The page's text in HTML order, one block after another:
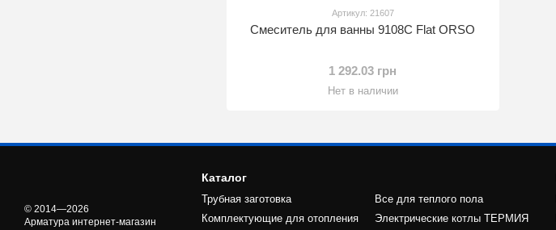
Артикул: 21607
Смеситель для ванны 9108C Flat ORSO
1 292.03 грн
Нет в наличии
© 2014—2026
Арматура интернет-магазин
Каталог
Трубная заготовка
Комплектующие для отопления
Все для теплого пола
Электрические котлы ТЕРМИЯ